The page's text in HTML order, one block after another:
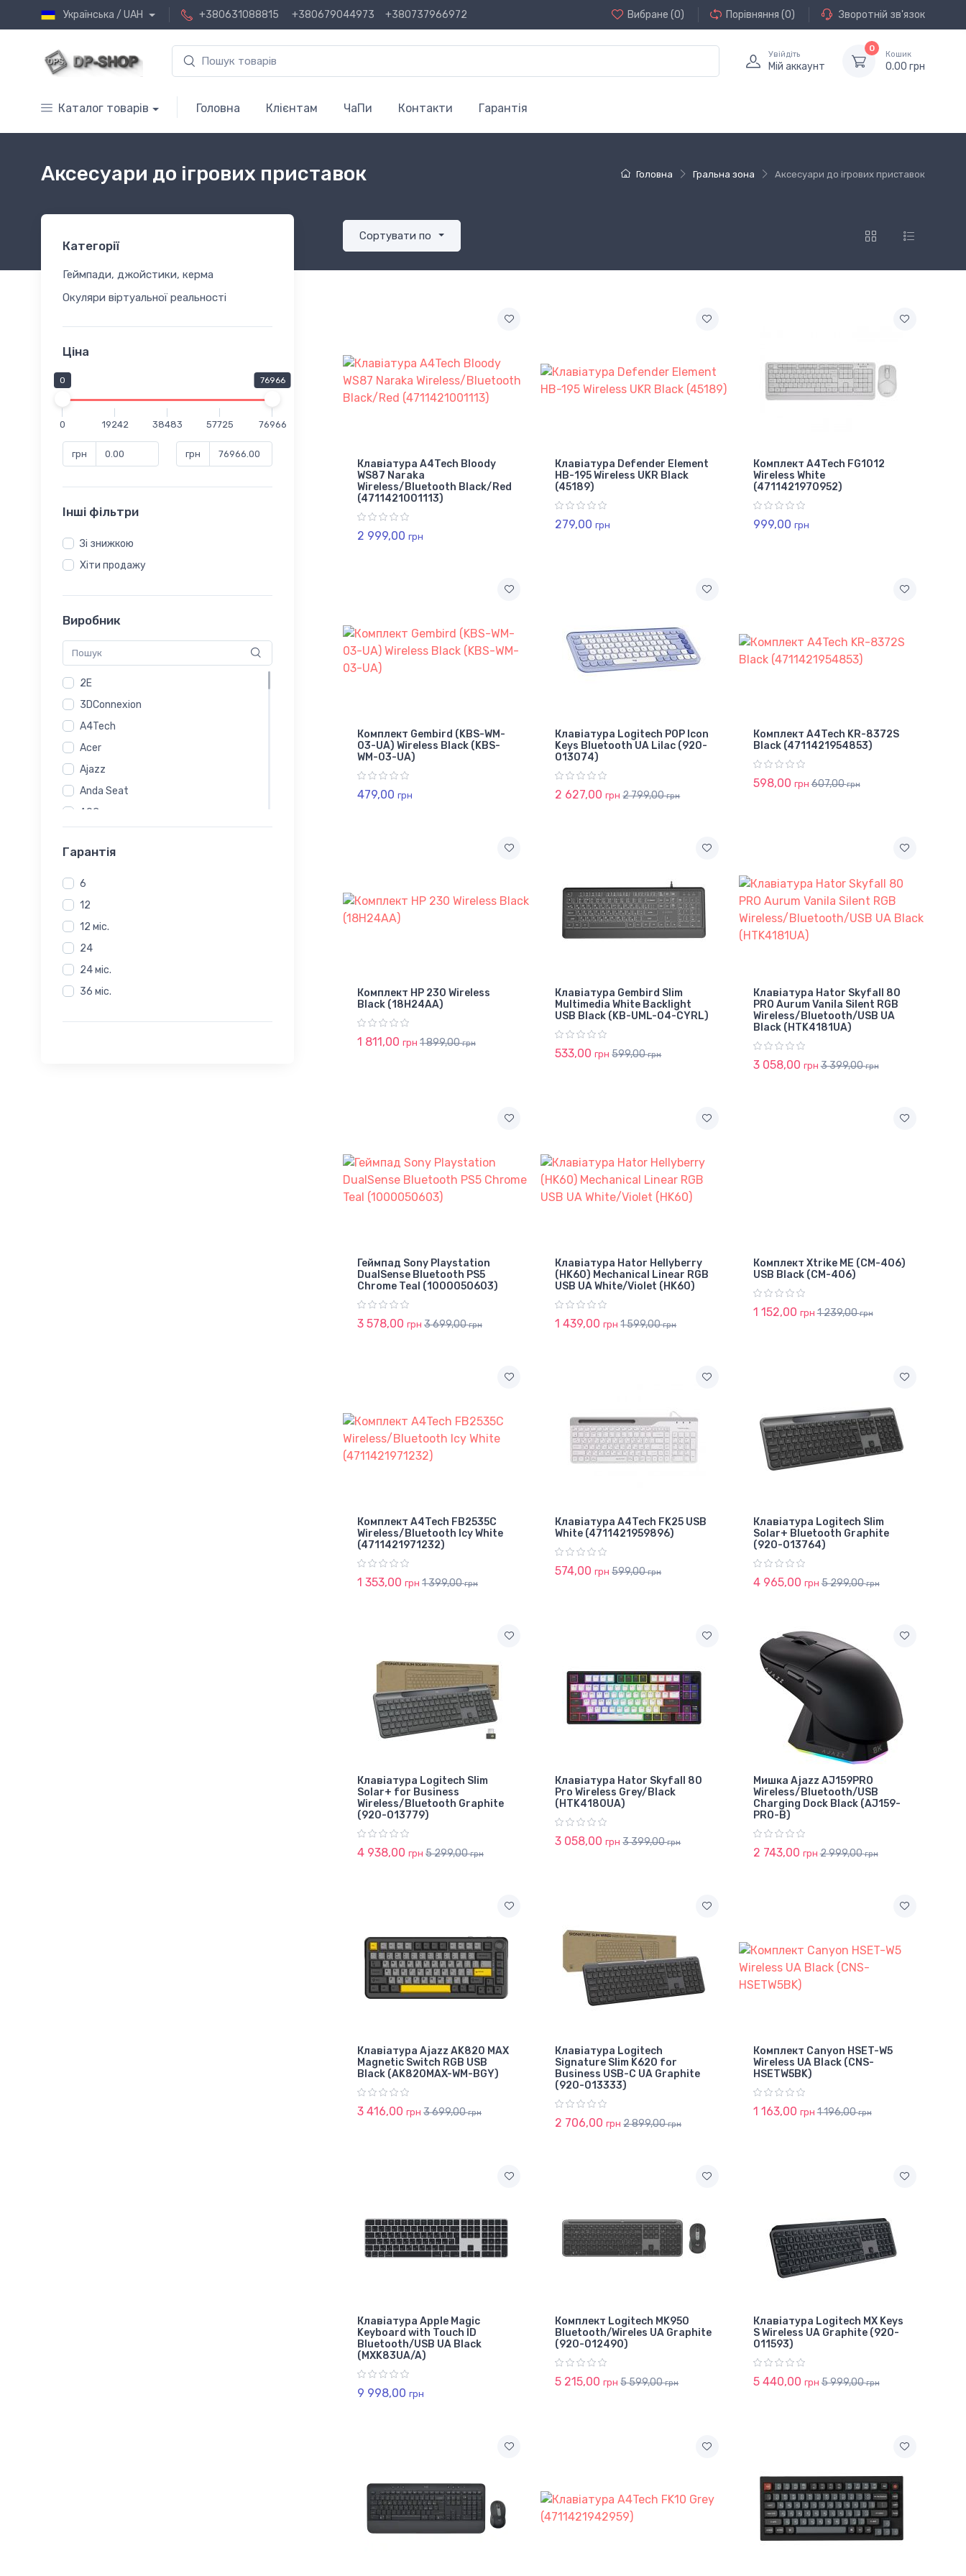
Українська / UAH +380631088815 +380679044973 +380737966972 Вибране (0) Порівняння (0) Зворотній зв'язок
Увійдіть
Мій аккаунт
0
Кошик
0.00 грн
Каталог товарів Головна Клієнтам ЧаПи Контакти Гарантія
Головна Гральна зона Аксесуари до ігрових приставок
Аксесуари до ігрових приставок
Категорії
Геймпади, джойстики, керма
Окуляри віртуальної реальності
Ціна
0 76966
0 19242 38483 57725 76966
грн грн
Інші фільтри
Зі знижкою
Хіти продажу
Виробник
2E
3DConnexion
A4Tech
Acer
Ajazz
Anda Seat
AOC
Aula
Canyon
Cougar
Defender
Dell
Epomaker
Esperanza
Гарантія
6
12
12 міс.
24
24 міс.
36 міс.
Сортувати по
Клавіатура A4Tech Bloody
WS87 Naraka
Wireless/Bluetooth Black/Red
(4711421001113)
2 999,00 грн
Клавіатура Defender Element
HB-195 Wireless UKR Black
(45189)
279,00грн
Комплект A4Tech FG1012
Wireless White
(4711421970952)
999,00 грн
Комплект Gembird (KBS-WM-
03-UA) Wireless Black (KBS-
WM-03-UA)
479,00 грн
Клавіатура Logitech POP Icon
Keys Bluetooth UA Lilac (920-
013074)
2 627,00грн2 799,00грн
Комплект A4Tech KR-8372S
Black (4711421954853)
598,00 грн607,00грн
Комплект HP 230 Wireless
Black (18H24AA)
1 811,00 грн 1 899,00грн
Клавіатура Gembird Slim
Multimedia White Backlight
USB Black (KB-UML-04-CYRL)
533,00грн599,00грн
Клавіатура Hator Skyfall 80
PRO Aurum Vanila Silent RGB
Wireless/Bluetooth/USB UA
Black (HTK4181UA)
3 058,00 грн3 399,00грн
Геймпад Sony Playstation
DualSense Bluetooth PS5
Chrome Teal (1000050603)
3 578,00 грн 3 699,00грн
Клавіатура Hator Hellyberry
(HK60) Mechanical Linear RGB
USB UA White/Violet (HK60)
1 439,00грн1 599,00грн
Комплект Xtrike ME (CM-406)
USB Black (CM-406)
1 152,00 грн1 239,00грн
Комплект A4Tech FB2535C
Wireless/Bluetooth Icy White
(4711421971232)
1 353,00 грн 1 399,00грн
Клавіатура A4Tech FK25 USB
White (4711421959896)
574,00грн599,00грн
Клавіатура Logitech Slim
Solar+ Bluetooth Graphite
(920-013764)
4 965,00 грн5 299,00грн
Клавіатура Logitech Slim
Solar+ for Business
Wireless/Bluetooth Graphite
(920-013779)
4 938,00 грн 5 299,00грн
Клавіатура Hator Skyfall 80
Pro Wireless Grey/Black
(HTK4180UA)
3 058,00грн3 399,00грн
Мишка Ajazz AJ159PRO
Wireless/Bluetooth/USB
Charging Dock Black (AJ159-
PRO-B)
2 743,00 грн2 999,00грн
Клавіатура Ajazz AK820 MAX
Magnetic Switch RGB USB
Black (AK820MAX-WM-BGY)
3 416,00 грн 3 699,00грн
Клавіатура Logitech
Signature Slim K620 for
Business USB-C UA Graphite
(920-013333)
2 706,00грн2 899,00грн
Комплект Canyon HSET-W5
Wireless UA Black (CNS-
HSETW5BK)
1 163,00 грн1 196,00грн
Клавіатура Apple Magic
Keyboard with Touch ID
Bluetooth/USB UA Black
(MXK83UA/A)
9 998,00 грн
Комплект Logitech MK950
Bluetooth/Wireles UA Graphite
(920-012490)
5 215,00грн5 599,00грн
Клавіатура Logitech MX Keys
S Wireless UA Graphite (920-
011593)
5 440,00 грн5 999,00грн